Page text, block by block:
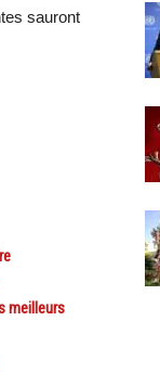
sauront
meilleurs